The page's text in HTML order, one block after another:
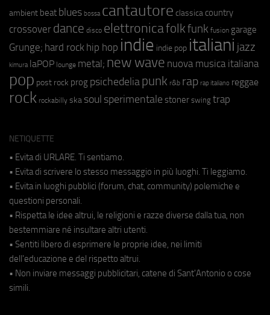
ambient beat blues bossa cantautore classica country
crossover dance disco elettronicafolkfunk fusion garage
Grunge; hard rock hip hop indie indie pop italiani jazz
kimura laPOP lounge metal; new wave nuova musica italiana
pop post rock prog psichedeliapunk r&b rap rap italiano reggae
rock rockabilly ska soul sperimentale stoner swing trap
NETIQUETTE
• Evita di URLARE. Ti sentiamo.
• Evita di scrivere lo stesso messaggio in più luoghi. Ti leggiamo.
• Evita in luoghi pubblici (forum, chat, community) polemiche e
questioni personali.
• Rispetta le idee altrui, le religioni e razze diverse dalla tua, non
bestemmiare né insultare altri utenti.
• Sentiti libero di esprimere le proprie idee, nei limiti
dell'educazione e del rispetto altrui.
• Non inviare messaggi pubblicitari, catene di Sant'Antonio o cose
simili.